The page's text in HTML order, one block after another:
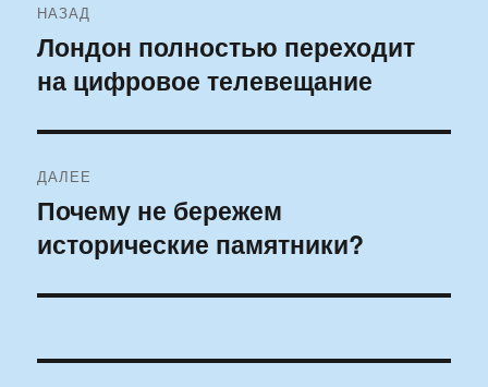
по
записям
НАЗАД
Предыдущая
запись:
Лондон полностью переходит
на цифровое телевещание
ДАЛЕЕ
Следующая
запись:
Почему не бережем
исторические памятники?